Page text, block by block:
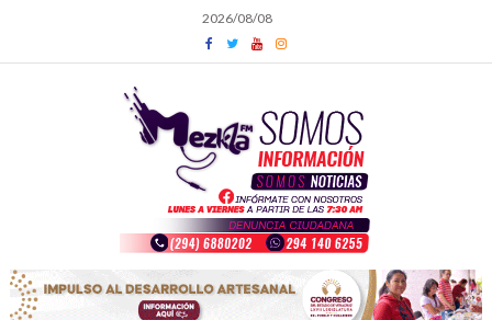
content
2026/08/08